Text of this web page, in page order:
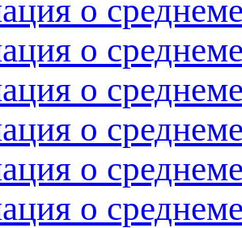
о
о
о
о
о
о